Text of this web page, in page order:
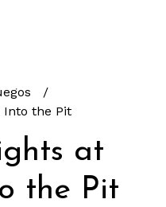
Into the Pit
at
the Pit